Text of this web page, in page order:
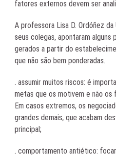
fatores externos devem ser
A professora Lisa D. Ordóñez
seus colegas, apontaram alguns
gerados a partir do
que não são bem ponderadas.
. assumir muitos riscos: é
metas que os motivem e não
Em casos extremos, os
grandes demais, que acabam
principal;
. comportamento antiético: